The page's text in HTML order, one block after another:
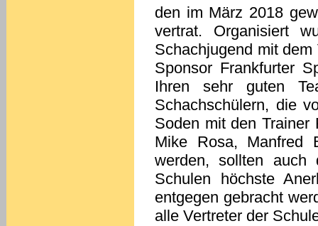
den im März 2018
vertrat. Organisiert
Schachjugend mit
Sponsor Frankfurter
Ihren sehr guten
Schachschülern, die
Soden mit den Trainer
Mike Rosa, Manfred
werden, sollten auch
Schulen höchste
entgegen gebracht
alle Vertreter der